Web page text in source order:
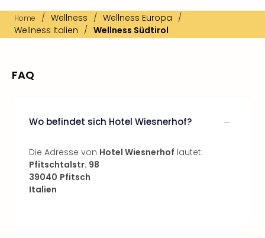
Home / Wellness / Wellness Europa /
Wellness Italien / Wellness Südtirol
FAQ
Wo befindet sich Hotel Wiesnerhof?
Die Adresse von Hotel Wiesnerhof lautet:
Pfitschtalstr. 98
39040 Pfitsch
Italien